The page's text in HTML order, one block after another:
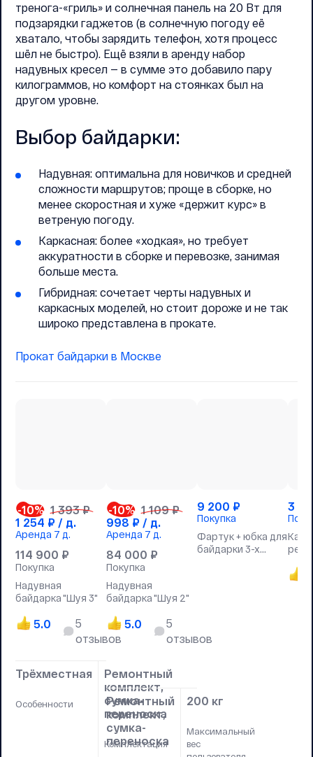
тренога-«гриль» и солнечная панель на 20 Вт для
подзарядки гаджетов (в солнечную погоду её
хватало, чтобы зарядить телефон, хотя процесс
шёл не быстро). Ещё взяли в аренду набор
надувных кресел — в сумме это добавило пару
килограммов, но комфорт на стоянках был на
другом уровне.
Выбор байдарки:
Надувная: оптимальна для новичков и средней
сложности маршрутов; проще в сборке, но
менее скоростная и хуже «держит курс» в
ветреную погоду.
Каркасная: более «ходкая», но требует
аккуратности в сборке и перевозке, занимая
больше места.
Гибридная: сочетает черты надувных и
каркасных моделей, но стоит дороже и не так
широко представлена в прокате.
Прокат байдарки в Москве
-10% 1 393 ₽
1 254 ₽ / д.
Аренда 7 д.
114 900 ₽
Покупка
Надувная
байдарка "Шуя 3"
5.0
5
отзывов
Трёхместная
Особенности
Ремонтный
комплект,
сумка-
переноска
Комплектация
-10% 1 109 ₽
998 ₽ / д.
Аренда 7 д.
84 000 ₽
Покупка
Надувная
байдарка "Шуя 2"
5.0
5
отзывов
Ремонтный
комплект,
сумка-
переноска
200 кг
Максимальный
вес
9 200 ₽
Покупка
Фартук + юбка для
байдарки 3-х
3